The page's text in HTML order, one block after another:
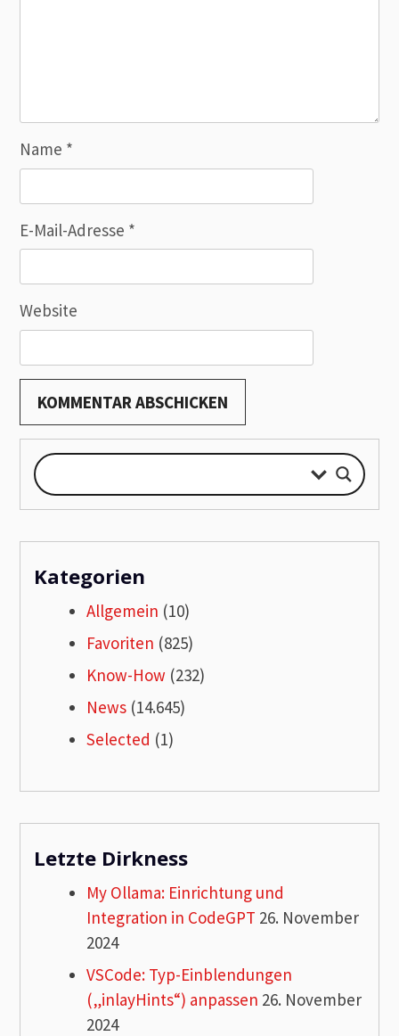
Name *
E-Mail-Adresse *
Website
Kategorien
Allgemein (10)
Favoriten (825)
Know-How (232)
News (14.645)
Selected (1)
Letzte Dirkness
My Ollama: Einrichtung und
Integration in CodeGPT 26. November
2024
VSCode: Typ-Einblendungen
(„inlayHints“) anpassen 26. November
2024